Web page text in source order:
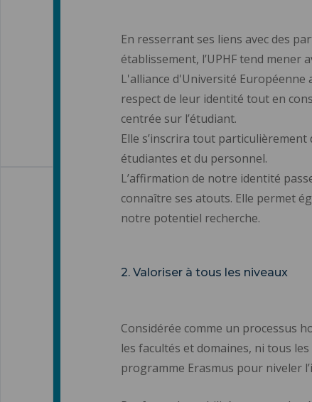
En resserrant ses liens avec des
établissement, l’UPHF tend mener
L'alliance d'Université
respect de leur identité tout en
centrée sur l’étudiant.
Elle s’inscrira tout
étudiantes et du personnel.
L’affirmation de notre identité
connaître ses atouts. Elle permet
notre potentiel recherche.
2. Valoriser à tous les niveaux
Considérée comme un processus
les facultés et domaines, ni tous
programme Erasmus pour niveler